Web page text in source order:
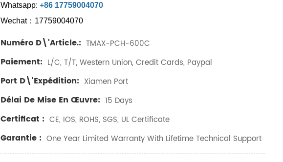
Whatsapp:+86 17759004070
Wechat：17759004070
Numéro D\'article.: TMAX-PCH-600C
Paiement: L/C, T/T, Western Union, Credit Cards, Paypal
Port D\'expédition: Xiamen Port
Délai De Mise En Œuvre: 15 Days
Certificat : CE, IOS, ROHS, SGS, UL Certificate
Garantie : One Year Limited Warranty With Lifetime Technical Support